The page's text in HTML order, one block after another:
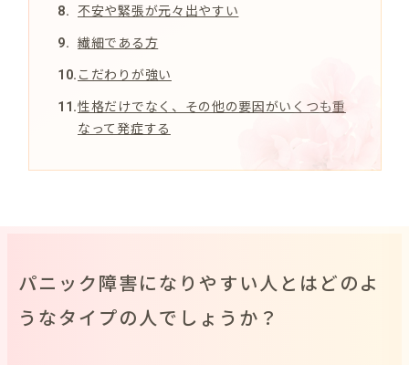
不安や緊張が元々出やすい
繊細である方
こだわりが強い
性格だけでなく、その他の要因がいくつも重
なって発症する
パニック障害になりやすい人とはどのよ
うなタイプの人でしょうか？